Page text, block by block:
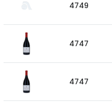
4749
4747
4747